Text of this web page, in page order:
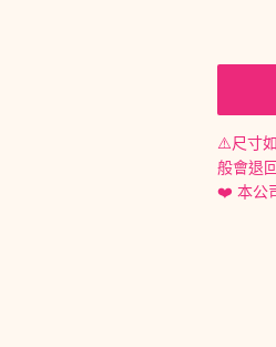
⚠️尺寸
般會退
❤️ 本公